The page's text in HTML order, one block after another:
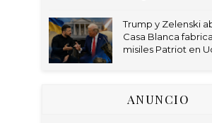
Trump y Zelenski
Casa Blanca
misiles Patriot en
ANUNCIO